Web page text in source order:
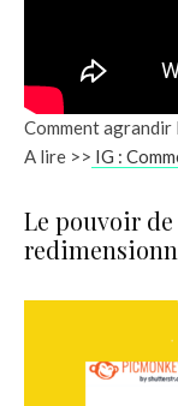
Comment agrandir
A lire >> IG :
Le pouvoir